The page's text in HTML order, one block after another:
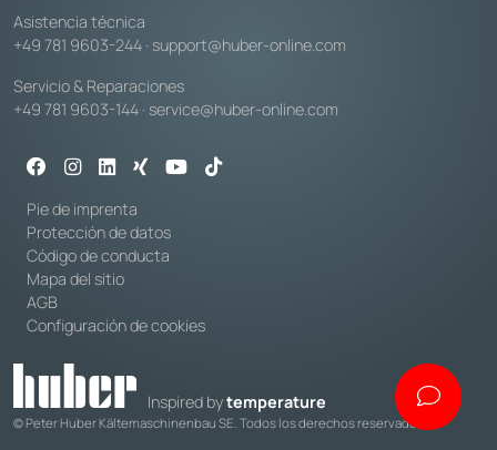
Asistencia técnica
+49 781 9603-244 · support@huber-online.com
Servicio & Reparaciones
+49 781 9603-144 · service@huber-online.com
Pie de imprenta
Protección de datos
Código de conducta
Mapa del sitio
AGB
Configuración de cookies
Inspired bytemperature
© Peter Huber Kältemaschinenbau SE. Todos los derechos reservados